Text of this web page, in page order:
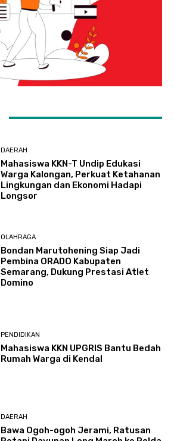
DAERAH
Mahasiswa KKN-T Undip Edukasi
Warga Kalongan, Perkuat Ketahanan
Lingkungan dan Ekonomi Hadapi
Longsor
OLAHRAGA
Bondan Marutohening Siap Jadi
Pembina ORADO Kabupaten
Semarang, Dukung Prestasi Atlet
Domino
PENDIDIKAN
Mahasiswa KKN UPGRIS Bantu Bedah
Rumah Warga di Kendal
DAERAH
Bawa Ogoh-ogoh Jerami, Ratusan